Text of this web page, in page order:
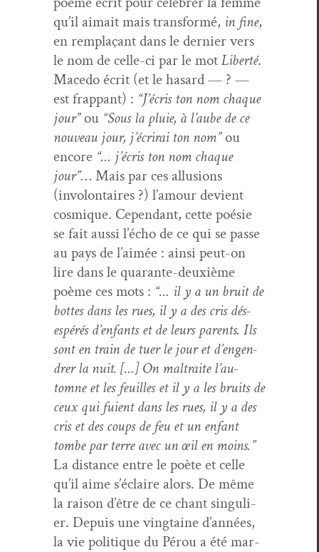
qu’il aimait mais trans­for­mé, in fine,
en rem­plaçant dans le dernier vers
le nom de celle-ci par le motLib­erté.
Mace­do écrit (et le hasard — ? —
est frap­pant) : “J’écris ton nom chaque
jour”ou “Sous la pluie, à l’aube de ce
nou­veau jour, j’écrirai ton nom”ou
encore “… j’écris ton nom chaque
jour”… Mais par ces allu­sions
(involon­taires ?) l’amour devient
cos­mique. Cepen­dant, cette poésie
se fait aus­si l’é­cho de ce qui se passe
au pays de l’aimée : ain­si peut-on
lire dans le quar­ante-deux­ième
poème ces mots : “… il y a un bruit de
bottes dans les rues, il y a des cris dés­
espérés d’en­fants et de leurs par­ents. Ils
sont en train de tuer le jour et d’en­gen­
dr­er la nuit. […] On mal­traite l’au­
tomne et les feuilles et il y a les bruits de
ceux qui fuient dans les rues, il y a des
cris et des coups de feu et un enfant
tombe par terre avec un œil en moins.”
La dis­tance entre le poète et celle
qu’il aime s’é­claire alors. De même
la rai­son d’être de ce chant sin­guli­
er. Depuis une ving­taine d’an­nées,
la vie poli­tique du Pérou a été mar­